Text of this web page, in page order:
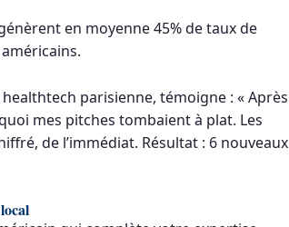
en moyenne 45% de taux de
parisienne, témoigne : « Après
mes pitches tombaient à plat. Les
de l’immédiat. Résultat : 6 nouveaux